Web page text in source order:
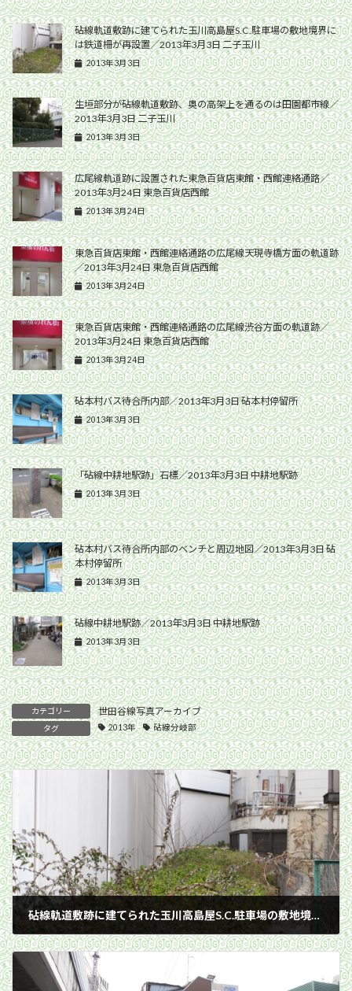
砧線軌道敷跡に建てられた玉川高島屋S.C.駐車場の敷地境界に
は鉄道柵が再設置／2013年3月3日 二子玉川
2013年3月3日
生垣部分が砧線軌道敷跡、奥の高架上を通るのは田園都市線／
2013年3月3日 二子玉川
2013年3月3日
広尾線軌道跡に設置された東急百貨店東館・西館連絡通路／
2013年3月24日 東急百貨店西館
2013年3月24日
東急百貨店東館・西館連絡通路の広尾線天現寺橋方面の軌道跡
／2013年3月24日 東急百貨店西館
2013年3月24日
東急百貨店東館・西館連絡通路の広尾線渋谷方面の軌道跡／
2013年3月24日 東急百貨店西館
2013年3月24日
砧本村バス待合所内部／2013年3月3日 砧本村停留所
2013年3月3日
「砧線中耕地駅跡」石標／2013年3月3日 中耕地駅跡
2013年3月3日
砧本村バス待合所内部のベンチと周辺地図／2013年3月3日 砧
本村停留所
2013年3月3日
砧線中耕地駅跡／2013年3月3日 中耕地駅跡
2013年3月3日
カテゴリー 世田谷線写真アーカイブ
タグ 2013年 砧線分岐部
砧線軌道敷跡に建てられた玉川高島屋S.C.駐車場の敷地境界には鉄道柵が再設置／2013年3月3日 二子玉川
2013年3月3日